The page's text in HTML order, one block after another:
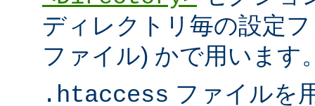
ディレクトリ毎の設定
ファイル) かで用います
.htaccess ファイルを